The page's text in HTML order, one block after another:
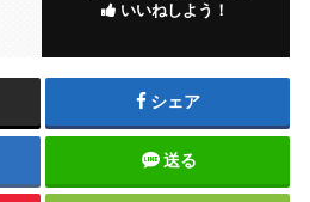
いいねしよう！
シェア
送る